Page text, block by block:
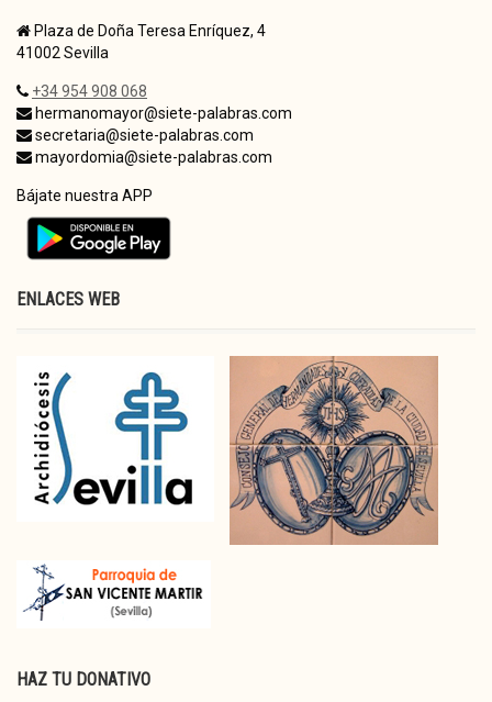
Plaza de Doña Teresa Enríquez, 4
41002 Sevilla
+34 954 908 068
hermanomayor@siete-palabras.com
secretaria@siete-palabras.com
mayordomia@siete-palabras.com
Bájate nuestra APP
ENLACES WEB
HAZ TU DONATIVO